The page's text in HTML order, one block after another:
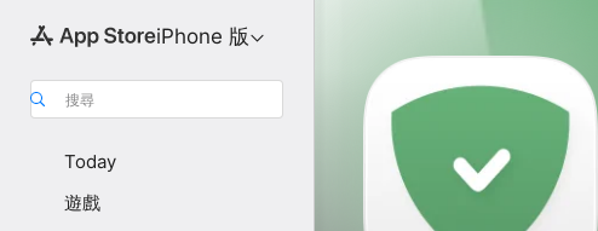
iPhone 版
搜尋
Today
遊戲